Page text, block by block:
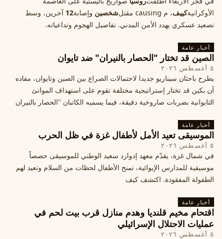
الأوكرانيةكييف، م causing مقتل شخصين وإصابة12 آخرين، وسط
تصعيد عسكري يهدد الأمن المدني. تفاصيل الهجوم وتداعياته.
أخبار عامة
الصين قد تختار "الحصار بالنيران" ضد تايوان
٥ أغسطس ٢٠٢٦
يطرح باحثان سيناريو جديدا لاحتمالات الصراع بين الصين وتايوان، مفاده
أن بكين قد تختار إستراتيجية مختلفة تقوم على استهداف الموانئ
التايوانية بضربات صاروخية دقيقة، فيما يسميه الكاتبان "الحصار بالنيران
أخبار عامة
الموسيقى تعيد الأمل لأطفال غزة في ظل الحرب
٥ أغسطس ٢٠٢٦
في شمال غزة، يقدّم معهد إدوارد سعيد الوطني للموسيقى حصصاً
موسيقية للمدارس الإيوائية، تمنح الأطفال لحظات من السلام وتعيد لهم
الطفولة المفقودة. اكتشف كيف
أخبار عامة
اقتحام مخيم قلنديا وهدم منازل قرب بيت لحم في
عمليات الاحتلال الإسرائيلي
٥ أغسطس ٢٠٢٦